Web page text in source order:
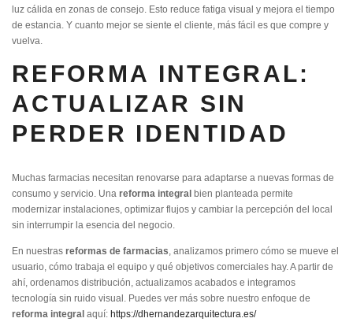
luz cálida en zonas de consejo. Esto reduce fatiga visual y mejora el tiempo
de estancia. Y cuanto mejor se siente el cliente, más fácil es que compre y
vuelva.
REFORMA INTEGRAL:
ACTUALIZAR SIN
PERDER IDENTIDAD
Muchas farmacias necesitan renovarse para adaptarse a nuevas formas de
consumo y servicio. Una reforma integral bien planteada permite
modernizar instalaciones, optimizar flujos y cambiar la percepción del local
sin interrumpir la esencia del negocio.
En nuestras reformas de farmacias , analizamos primero cómo se mueve el
usuario, cómo trabaja el equipo y qué objetivos comerciales hay. A partir de
ahí, ordenamos distribución, actualizamos acabados e integramos
tecnología sin ruido visual. Puedes ver más sobre nuestro enfoque de
reforma integral aquí: https://dhernandezarquitectura.es/